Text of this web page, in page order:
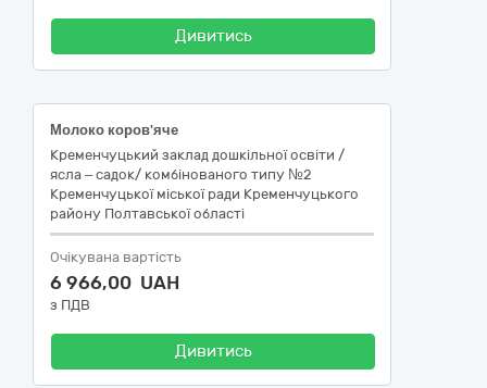
Дивитись
Молоко коров'яче
Кременчуцький заклад дошкільної освіти /
ясла – садок/ комбінованого типу №2
Кременчуцької міської ради Кременчуцького
району Полтавської області
Очікувана вартість
6 966,00 UAH
з ПДВ
Дивитись